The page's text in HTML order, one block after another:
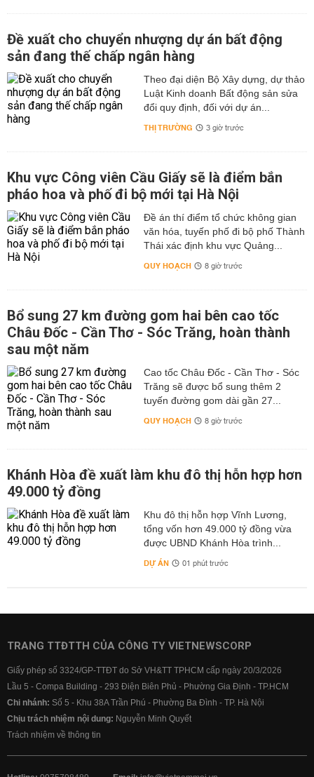
Đề xuất cho chuyển nhượng dự án bất động
sản đang thế chấp ngân hàng
Theo đại diện Bộ Xây dựng, dự thảo
Luật Kinh doanh Bất động sản sửa
đổi quy định, đối với dự án...
THỊ TRƯỜNG 3 giờ trước
Khu vực Công viên Cầu Giấy sẽ là điểm bắn
pháo hoa và phố đi bộ mới tại Hà Nội
Đề án thí điểm tổ chức không gian
văn hóa, tuyến phố đi bộ phố Thành
Thái xác định khu vực Quảng...
QUY HOẠCH 8 giờ trước
Bổ sung 27 km đường gom hai bên cao tốc
Châu Đốc - Cần Thơ - Sóc Trăng, hoàn thành
sau một năm
Cao tốc Châu Đốc - Cần Thơ - Sóc
Trăng sẽ được bổ sung thêm 2
tuyến đường gom dài gần 27...
QUY HOẠCH 8 giờ trước
Khánh Hòa đề xuất làm khu đô thị hỗn hợp hơn
49.000 tỷ đồng
Khu đô thị hỗn hợp Vĩnh Lương,
tổng vốn hơn 49.000 tỷ đồng vừa
được UBND Khánh Hòa trình...
DỰ ÁN 01 phút trước
TRANG TTĐTTH CỦA CÔNG TY VIETNEWSCORP
Giấy phép số 3324/GP-TTĐT do Sở VH&TT TPHCM cấp ngày 20/3/2026
Lầu 5 - Compa Building - 293 Điện Biên Phủ - Phường Gia Định - TP.HCM
Chi nhánh: Số 5 - Khu 38A Trần Phú - Phường Ba Đình - TP. Hà Nội
Chịu trách nhiệm nội dung: Nguyễn Minh Quyết
Trách nhiệm về thông tin